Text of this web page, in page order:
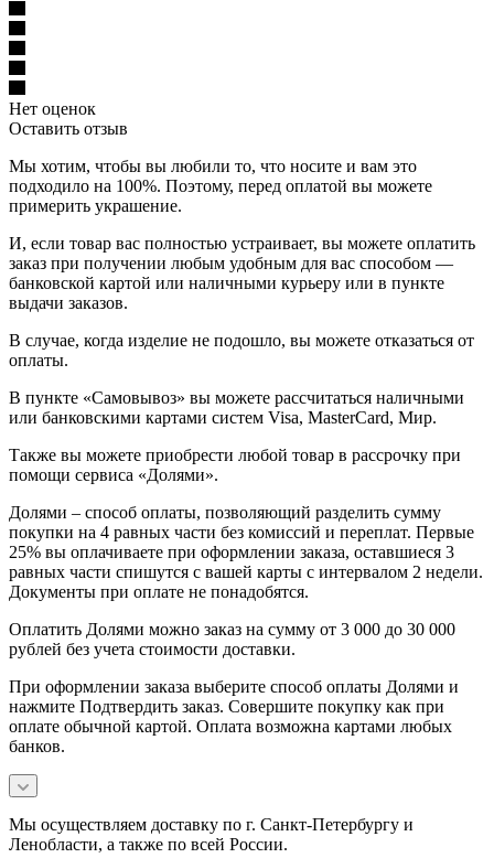
Нет оценок
Оставить отзыв
Мы хотим, чтобы вы любили то, что носите и вам это
подходило на 100%. Поэтому, перед оплатой вы можете
примерить украшение.
И, если товар вас полностью устраивает, вы можете оплатить
заказ при получении любым удобным для вас способом —
банковской картой или наличными курьеру или в пункте
выдачи заказов.
В случае, когда изделие не подошло, вы можете отказаться от
оплаты.
В пункте «Самовывоз» вы можете рассчитаться наличными
или банковскими картами систем Visa, MasterCard, Мир.
Также вы можете приобрести любой товар в рассрочку при
помощи сервиса «Долями».
Долями – способ оплаты, позволяющий разделить сумму
покупки на 4 равных части без комиссий и переплат. Первые
25% вы оплачиваете при оформлении заказа, оставшиеся 3
равных части спишутся с вашей карты с интервалом 2 недели.
Документы при оплате не понадобятся.
Оплатить Долями можно заказ на сумму от 3 000 до 30 000
рублей без учета стоимости доставки.
При оформлении заказа выберите способ оплаты Долями и
нажмите Подтвердить заказ. Совершите покупку как при
оплате обычной картой. Оплата возможна картами любых
банков.
Мы осуществляем доставку по г. Санкт-Петербургу и
Ленобласти, а также по всей России.